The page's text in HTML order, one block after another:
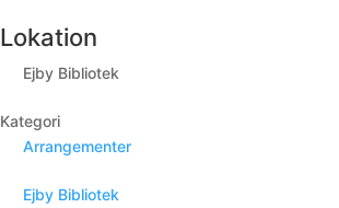
Lokation
Ejby Bibliotek
Kategori
Arrangementer
Ejby Bibliotek